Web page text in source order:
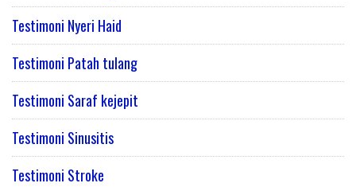
Testimoni Nyeri Haid
Testimoni Patah tulang
Testimoni Saraf kejepit
Testimoni Sinusitis
Testimoni Stroke